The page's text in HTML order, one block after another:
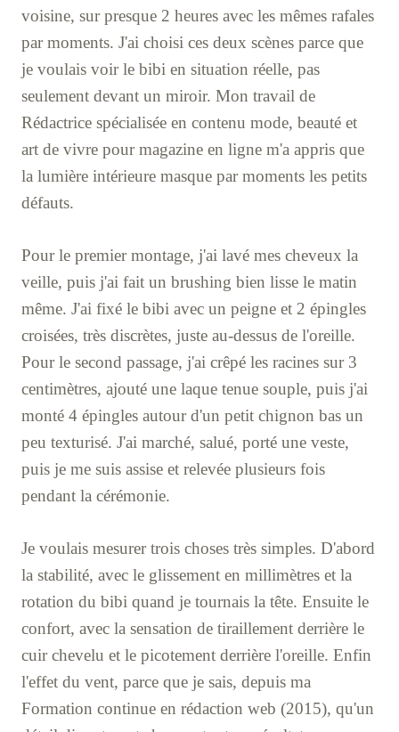
voisine, sur presque 2 heures avec les mêmes rafales
par moments. J'ai choisi ces deux scènes parce que
je voulais voir le bibi en situation réelle, pas
seulement devant un miroir. Mon travail de
Rédactrice spécialisée en contenu mode, beauté et
art de vivre pour magazine en ligne m'a appris que
la lumière intérieure masque par moments les petits
défauts.
Pour le premier montage, j'ai lavé mes cheveux la
veille, puis j'ai fait un brushing bien lisse le matin
même. J'ai fixé le bibi avec un peigne et 2 épingles
croisées, très discrètes, juste au-dessus de l'oreille.
Pour le second passage, j'ai crêpé les racines sur 3
centimètres, ajouté une laque tenue souple, puis j'ai
monté 4 épingles autour d'un petit chignon bas un
peu texturisé. J'ai marché, salué, porté une veste,
puis je me suis assise et relevée plusieurs fois
pendant la cérémonie.
Je voulais mesurer trois choses très simples. D'abord
la stabilité, avec le glissement en millimètres et la
rotation du bibi quand je tournais la tête. Ensuite le
confort, avec la sensation de tiraillement derrière le
cuir chevelu et le picotement derrière l'oreille. Enfin
l'effet du vent, parce que je sais, depuis ma
Formation continue en rédaction web (2015), qu'un